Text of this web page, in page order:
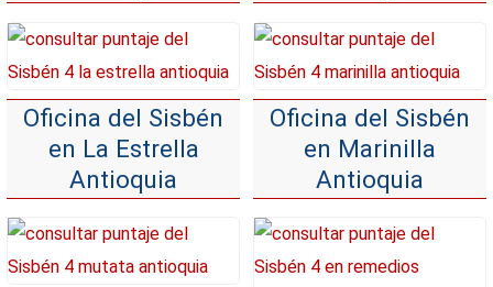
Oficina del Sisbén
en La Estrella
Antioquia
Oficina del Sisbén
en Marinilla
Antioquia